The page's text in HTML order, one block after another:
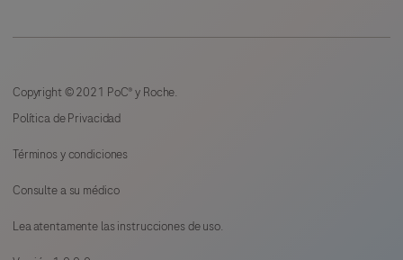
Copyright © 2021 PoC® y Roche.
Política de Privacidad
Términos y condiciones
Consulte a su médico
Lea atentamente las instrucciones de uso.